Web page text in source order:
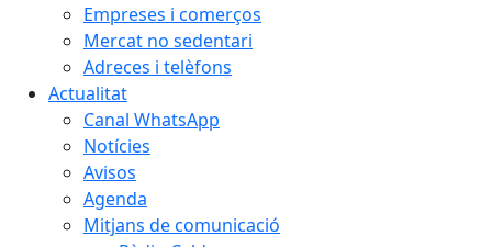
Empreses i comerços
Mercat no sedentari
Adreces i telèfons
Actualitat
Canal WhatsApp
Notícies
Avisos
Agenda
Mitjans de comunicació